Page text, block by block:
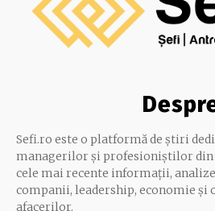
Sefi.ro este o platformă de știri
managerilor și profesioniștilor din
cele mai recente informații,
companii, leadership, economie
afacerilor.